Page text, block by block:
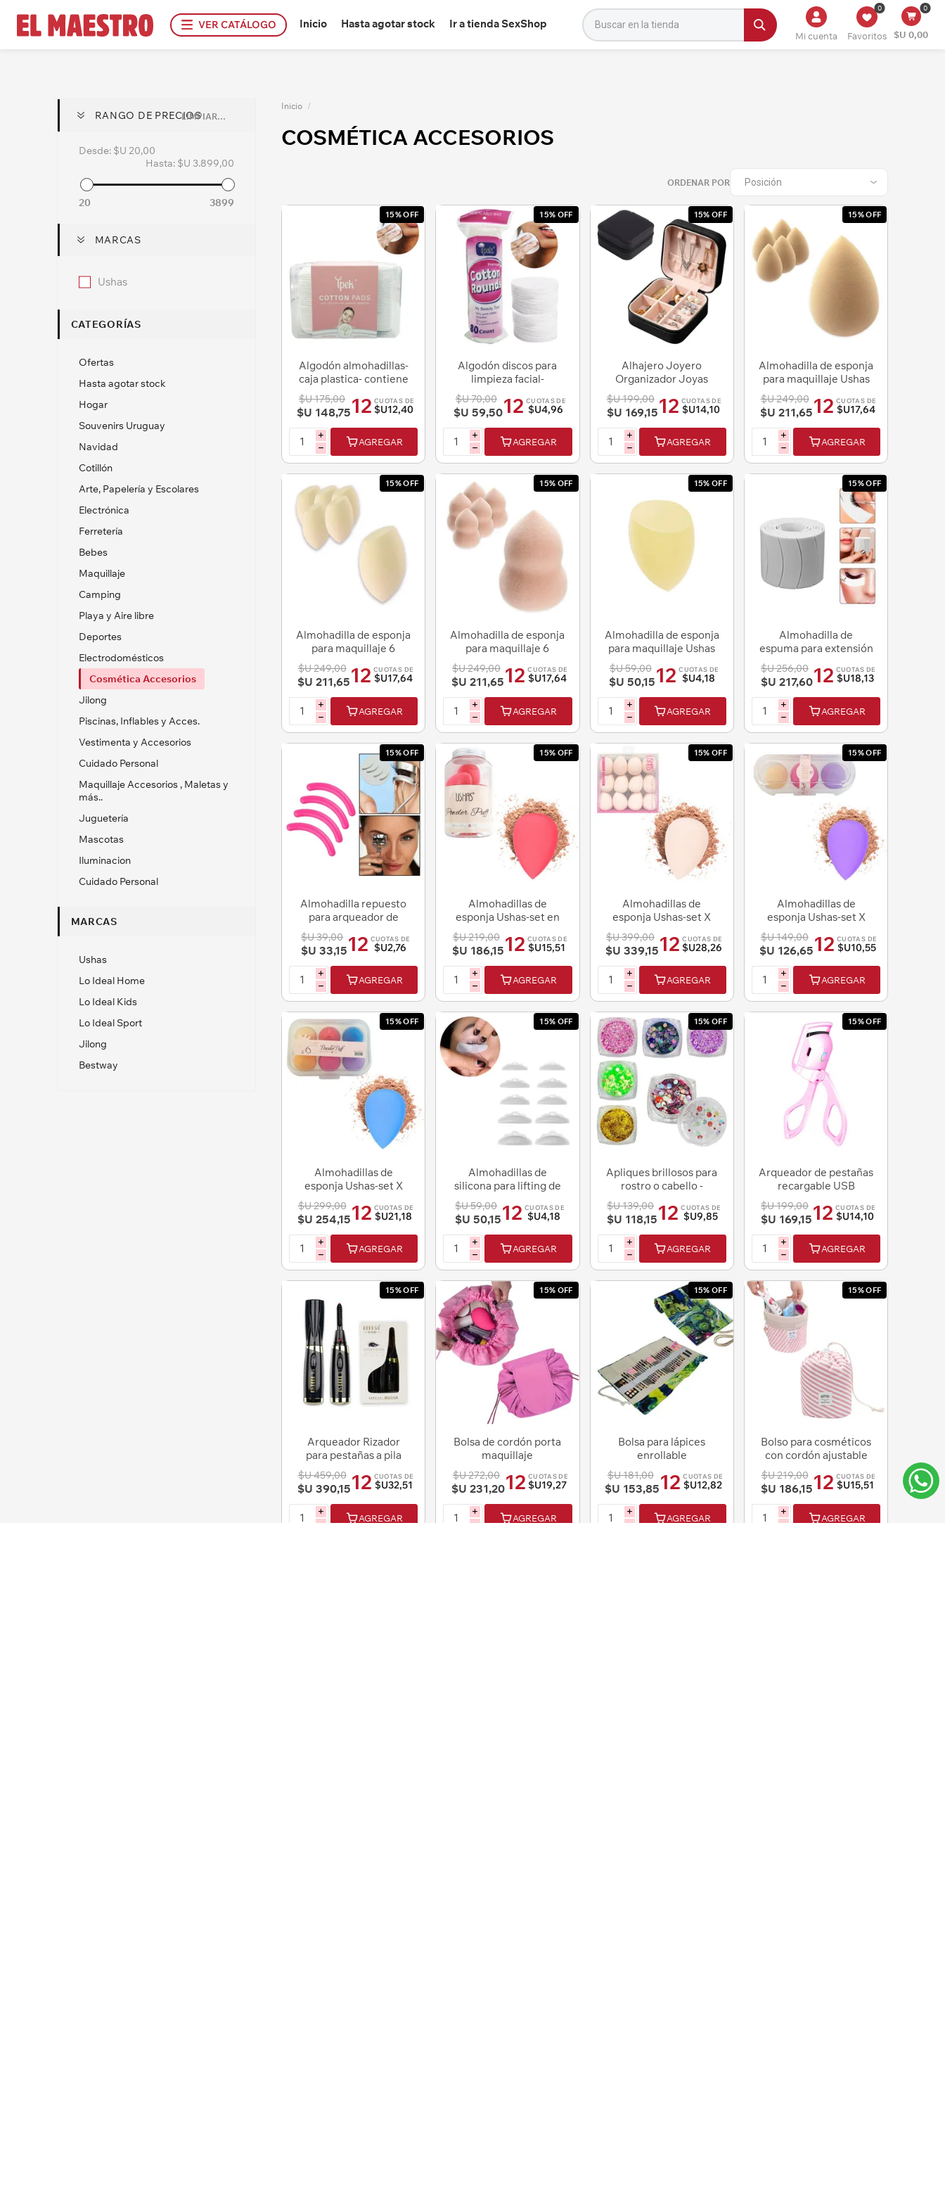
VER CATÁLOGO Inicio Hasta agotar stock Ir a tienda SexShop
Mi cuenta Favoritos
0 0
$U 0,00
Inicio /
COSMÉTICA ACCESORIOS
ORDENAR POR
15% OFF
Algodón almohadillas-
caja plastica- contiene
150 unidades
$U 175,00
$U 148,7512 CUOTAS DE
$U12,40
i
h
AGREGAR
15% OFF
Algodón discos para
limpieza facial-
contiene 80 unidades
$U 70,00
$U 59,5012 CUOTAS DE
$U4,96
i
h
AGREGAR
15% OFF
Alhajero Joyero
Organizador Joyas
Bijou Simil Cuero con
cierre
$U 199,00
$U 169,1512 CUOTAS DE
$U14,10
i
h
AGREGAR
15% OFF
Almohadilla de esponja
para maquillaje Ushas
$U 249,00
$U 211,6512 CUOTAS DE
$U17,64
i
h
AGREGAR
15% OFF
Almohadilla de esponja
para maquillaje 6
$U 249,00
$U 211,6512 CUOTAS DE
$U17,64
i
h
AGREGAR
15% OFF
Almohadilla de esponja
para maquillaje 6
$U 249,00
$U 211,6512 CUOTAS DE
$U17,64
i
h
AGREGAR
15% OFF
Almohadilla de esponja
para maquillaje Ushas
$U 59,00
$U 50,1512 CUOTAS DE
$U4,18
i
h
AGREGAR
15% OFF
Almohadilla de
espuma para extensión
piezas
$U 256,00
$U 217,6012 CUOTAS DE
$U18,13
i
h
AGREGAR
15% OFF
Almohadilla repuesto
para arqueador de
pestañas 4 unidades
$U 39,00
$U 33,1512 CUOTAS DE
$U2,76
i
h
AGREGAR
15% OFF
Almohadillas de
esponja Ushas-set en
frasco- para base de
ma
$U 219,00
$U 186,1512 CUOTAS DE
$U15,51
i
h
AGREGAR
15% OFF
Almohadillas de
esponja Ushas-set X
12pc- para base de
maqui
$U 399,00
$U 339,1512 CUOTAS DE
$U28,26
i
h
AGREGAR
15% OFF
Almohadillas de
esponja Ushas-set X
3pc- para base de
maquil
$U 149,00
$U 126,6512 CUOTAS DE
$U10,55
i
h
AGREGAR
15% OFF
Almohadillas de
esponja Ushas-set X
6pc- para base de
maquil
$U 299,00
$U 254,1512 CUOTAS DE
$U21,18
i
h
AGREGAR
15% OFF
Almohadillas de
silicona para lifting de
pestañas
$U 59,00
$U 50,1512 CUOTAS DE
$U4,18
i
h
AGREGAR
15% OFF
Apliques brillosos para
rostro o cabello -
Colores Surtidos
$U 139,00
$U 118,1512 CUOTAS DE
$U9,85
i
h
AGREGAR
15% OFF
Arqueador de pestañas
recargable USB
$U 199,00
$U 169,1512 CUOTAS DE
$U14,10
i
h
AGREGAR
15% OFF
Arqueador Rizador
para pestañas a pila
$U 459,00
$U 390,1512 CUOTAS DE
$U32,51
i
h
AGREGAR
15% OFF
Bolsa de cordón porta
maquillaje
$U 272,00
$U 231,2012 CUOTAS DE
$U19,27
i
h
AGREGAR
15% OFF
Bolsa para lápices
enrollable
$U 181,00
$U 153,8512 CUOTAS DE
$U12,82
i
h
AGREGAR
15% OFF
Bolso para cosméticos
con cordón ajustable
$U 219,00
$U 186,1512 CUOTAS DE
$U15,51
i
h
AGREGAR
LIMPIAR TODO
RANGO DE PRECIOS
Desde: $U 20,00
Hasta: $U 3.899,00
20 3899
MARCAS
Ushas
CATEGORÍAS
Ofertas
Hasta agotar stock
Hogar
Souvenirs Uruguay
Navidad
Cotillón
Arte, Papelería y Escolares
Electrónica
Ferretería
Bebes
Maquillaje
Camping
Playa y Aire libre
Deportes
Electrodomésticos
Cosmética Accesorios
Jilong
Piscinas, Inflables y Acces.
Vestimenta y Accesorios
Cuidado Personal
Maquillaje Accesorios , Maletas y
más..
Juguetería
Mascotas
Iluminacion
Cuidado Personal
MARCAS
Ushas
Lo Ideal Home
Lo Ideal Kids
Lo Ideal Sport
Jilong
Bestway